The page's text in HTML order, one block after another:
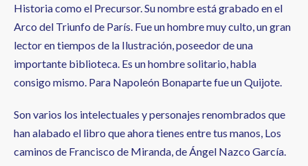
Historia como el Precursor. Su nombre está grabado en el
Arco del Triunfo de París. Fue un hombre muy culto, un gran
lector en tiempos de la Ilustración, poseedor de una
importante biblioteca. Es un hombre solitario, habla
consigo mismo. Para Napoleón Bonaparte fue un Quijote.
Son varios los intelectuales y personajes renombrados que
han alabado el libro que ahora tienes entre tus manos, Los
caminos de Francisco de Miranda, de Ángel Nazco García.